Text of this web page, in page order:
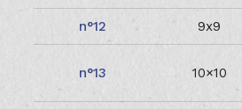
12 9x9
13 10×10